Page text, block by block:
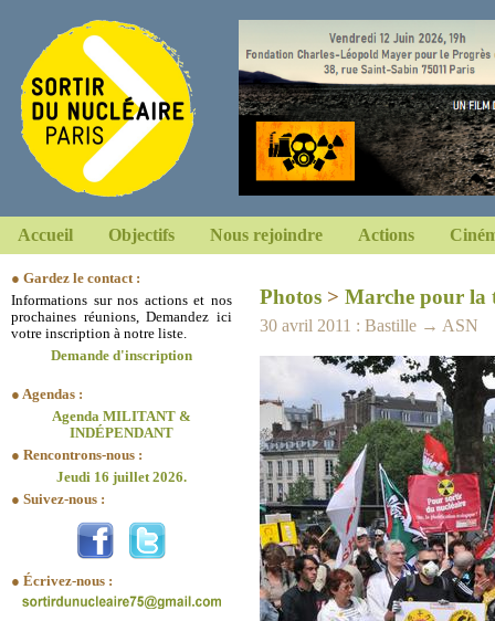
Accueil Objectifs Nous rejoindre Actions
● Gardez le contact :
Informations sur nos actions et nos
prochaines réunions, Demandez ici
votre inscription à notre liste.
Demande d'inscription
● Agendas :
Agenda MILITANT &
INDÉPENDANT
● Rencontrons-nous :
Jeudi 16 juillet 2026.
● Suivez-nous :
● Écrivez-nous :
Photos > Marche pour la
30 avril 2011 : Bastille → ASN